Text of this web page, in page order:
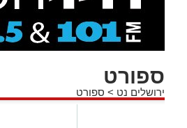
ספורט
ירושלים נט > ספורט